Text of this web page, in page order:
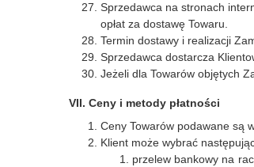
Sprzedawca na stronach
opłat za dostawę Towaru.
Termin dostawy i realizacji
Sprzedawca dostarcza
Jeżeli dla Towarów objętych
VII. Ceny i metody płatności
Ceny Towarów podawane są
Klient może wybrać
przelew bankowy na